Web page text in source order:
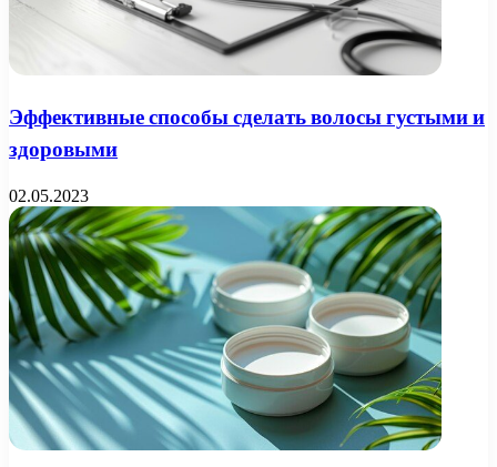
Эффективные способы сделать волосы густыми и
здоровыми
02.05.2023